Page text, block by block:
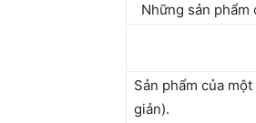
Những sản phẩm
Sản phẩm của
giản).